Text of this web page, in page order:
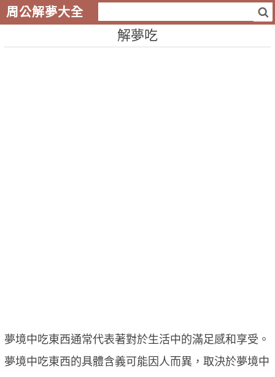
周公解夢大全
解夢吃
夢境中吃東西通常代表著對於生活中的滿足感和享受。
夢境中吃東西的具體含義可能因人而異，取決於夢境中